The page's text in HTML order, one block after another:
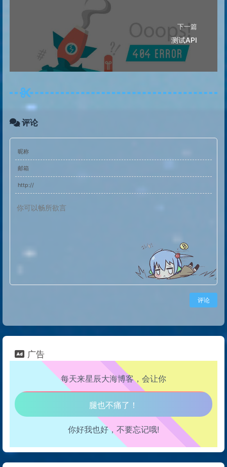
下一篇
测试API
评论
评论
广告
每天来星辰大海博客，会让你
生活也美好了！
心情也舒畅了！
走路也有劲了！
腿也不痛了！
你好我也好，不要忘记哦!